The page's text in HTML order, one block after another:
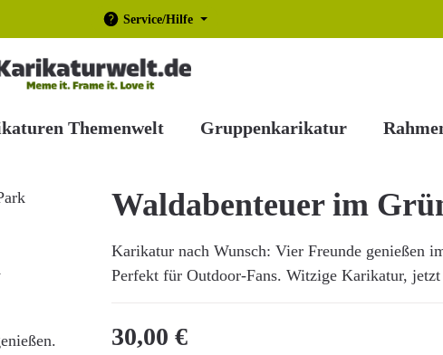
Service/Hilfe
Themenwelt Gruppenkarikatur
Waldabenteuer im
Karikatur nach Wunsch: Vier Freunde genießen
Perfekt für Outdoor-Fans. Witzige Karikatur, jetzt
Regulärer Preis:
30,00 €